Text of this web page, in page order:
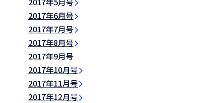
2017年6月号
2017年7月号
2017年8月号
2017年9月号
2017年10月号
2017年11月号
2017年12月号